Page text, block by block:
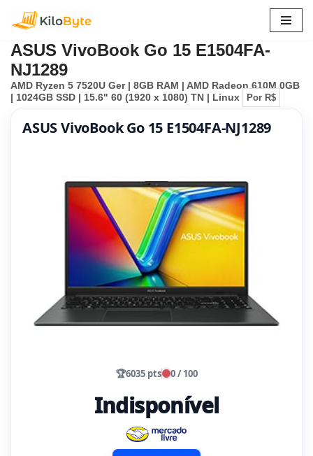
para
o
conteúdo
ASUS VivoBook Go 15 E1504FA-
NJ1289
AMD Ryzen 5 7520U Ger | 8GB RAM | AMD Radeon 610M 0GB
| 1024GB SSD | 15.6" 60 (1920 x 1080) TN | Linux
Por R$
ASUS VivoBook Go 15 E1504FA-NJ1289
🏆6035 pts 0 / 100
Indisponível